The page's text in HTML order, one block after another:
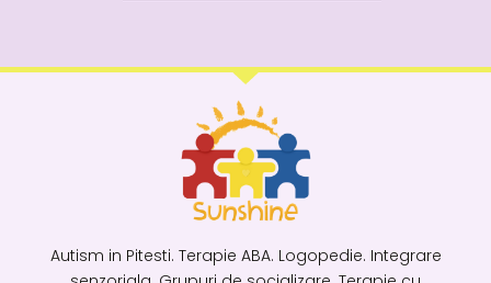
Autism in Pitesti. Terapie ABA. Logopedie. Integrare